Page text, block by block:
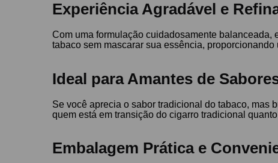
Experiência Agradável e
Com uma formulação cuidadosamente
tabaco sem mascarar sua essência,
Ideal para Amantes de
Se você aprecia o sabor tradicional do tabaco, mas
quem está em transição do cigarro tradicional
Embalagem Prática e